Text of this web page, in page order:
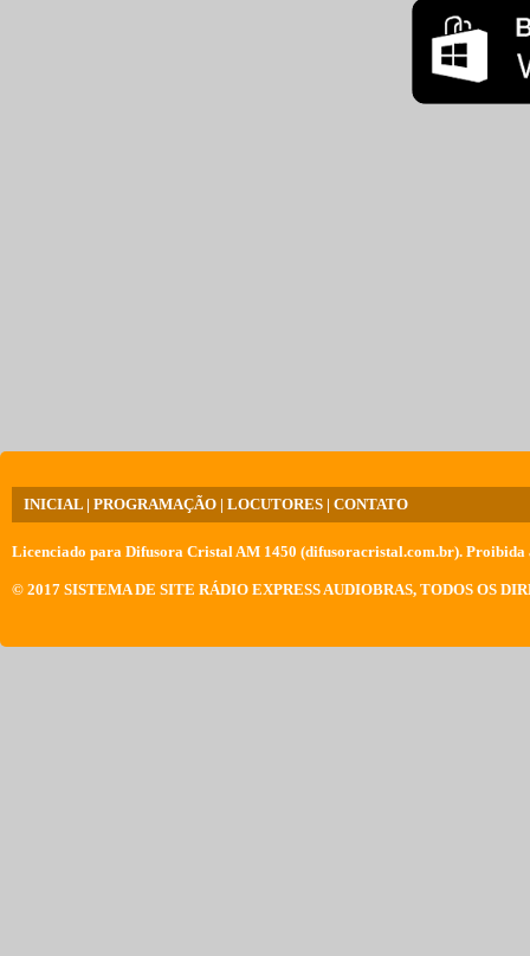
INICIAL PROGRAMAÇÃO LOCUTORES CONTATO
Licenciado para Difusora Cristal AM 1450 (difusoracristal.com.br). Proibida
© 2017 SISTEMA DE SITE RÁDIO EXPRESS AUDIOBRAS, TODOS OS